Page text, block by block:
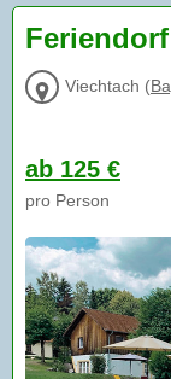
Viechtach (
ab 125 €
pro Person